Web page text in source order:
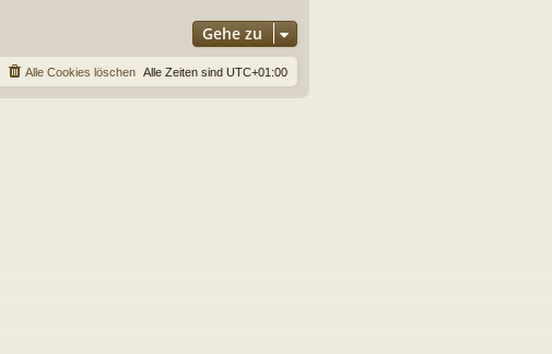
Gehe zu
Alle Zeiten sind UTC+01:00
Alle Cookies löschen